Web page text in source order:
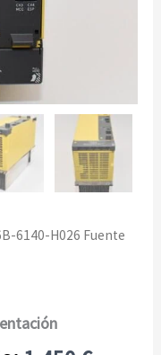
6140-H026 Fuente